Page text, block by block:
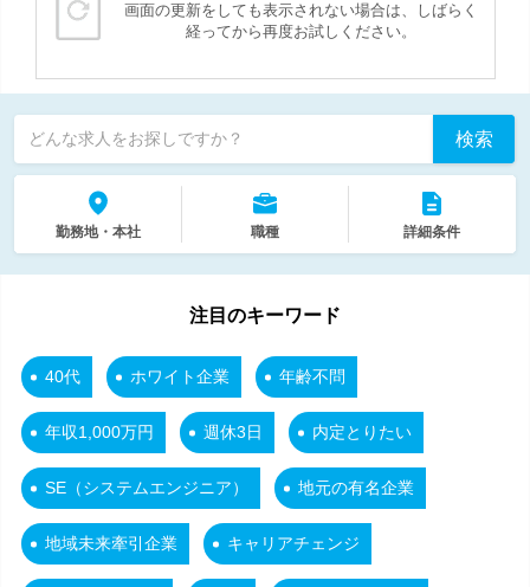
画面の更新をしても表示されない場合は、しばらく
経ってから再度お試しください。
どんな求人をお探しですか？ 検索
勤務地・本社 職種 詳細条件
注目のキーワード
40代 ホワイト企業 年齢不問
年収1,000万円 週休3日 内定とりたい
SE（システムエンジニア） 地元の有名企業
地域未来牽引企業 キャリアチェンジ